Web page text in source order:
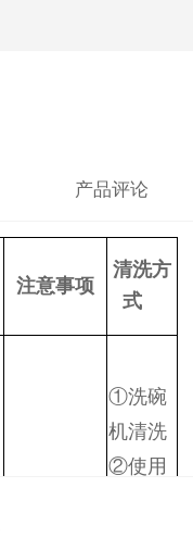
产品评论
注意事项
清洗方
式
①洗碗
机清洗
②使用